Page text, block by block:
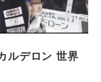
ルデロン 世界